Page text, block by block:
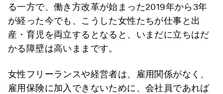
る一方で、働き方改革が始まった2019年から3年
が経った今でも、こうした女性たちが仕事と出
産・育児を両立するとなると、いまだに立ちはだ
かる障壁は高いままです。
女性フリーランスや経営者は、雇用関係がなく、
雇用保険に加入できないために、会社員であれば